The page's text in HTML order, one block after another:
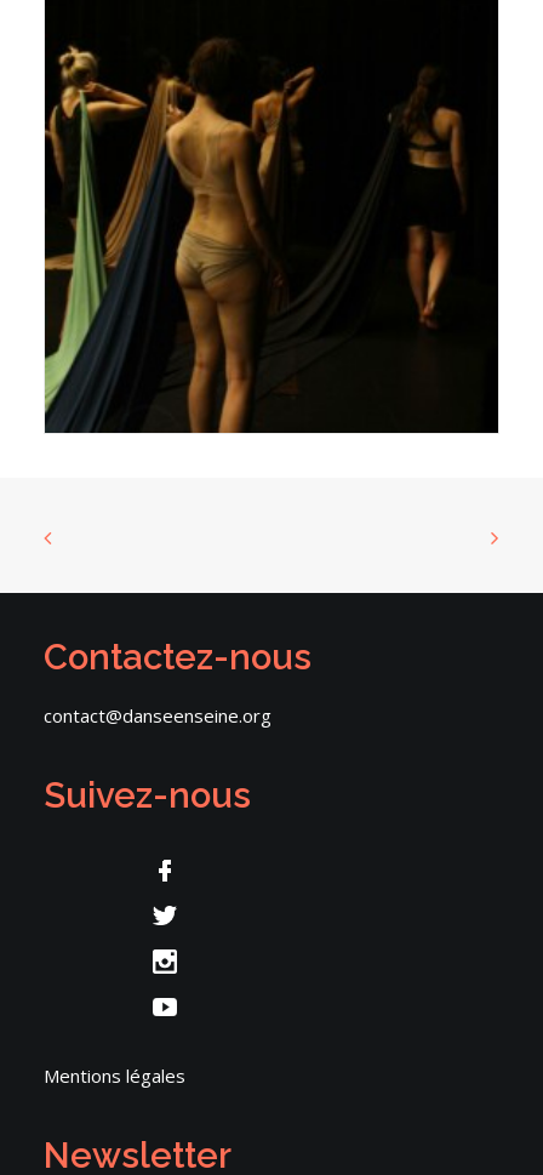
Contactez-nous
contact@danseenseine.org
Suivez-nous
Mentions légales
Newsletter